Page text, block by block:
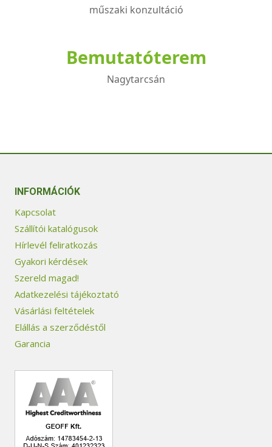
műszaki konzultáció
Bemutatóterem
Nagytarcsán
INFORMÁCIÓK
Kapcsolat
Szállítói katalógusok
Hírlevél feliratkozás
Gyakori kérdések
Szereld magad!
Adatkezelési tájékoztató
Vásárlási feltételek
Elállás a szerződéstől
Garancia